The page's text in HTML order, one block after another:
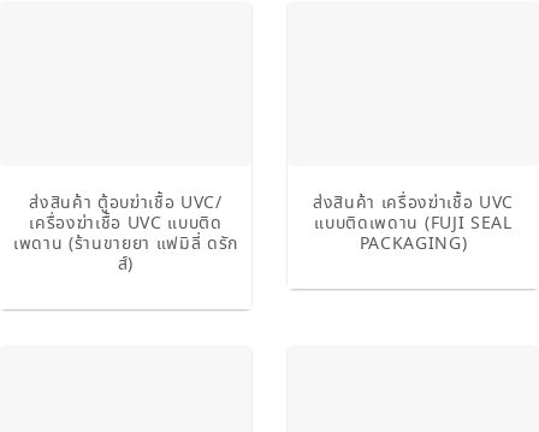
ส่งสินค้า ตู้อบฆ่าเชื้อ UVC/
เครื่องฆ่าเชื้อ UVC แบบติด
เพดาน (ร้านขายยา แฟมิลี่ ดรัก
ส์)
ส่งสินค้า เครื่องฆ่าเชื้อ UVC
แบบติดเพดาน (FUJI SEAL
PACKAGING)